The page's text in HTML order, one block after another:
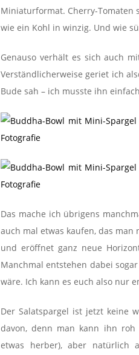
Miniaturformat. Cherry-Tomaten
wie ein Kohl in winzig. Und wie
Genauso verhält es sich auch
Verständlicherweise geriet ich
Bude sah – ich musste ihn
Das mache ich übrigens
auch mal etwas kaufen, das
und eröffnet ganz neue
Manchmal entstehen dabei
wäre. Ich kann es euch also nur
Der Salatspargel ist jetzt keine
davon, denn man kann ihn roh
etwas herber), aber natürlich